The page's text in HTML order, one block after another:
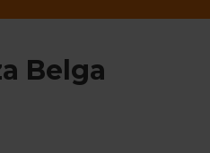
Belga